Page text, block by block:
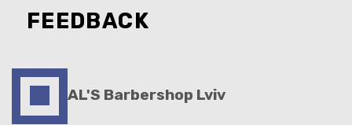
FEEDBACK
AL'S Barbershop Lviv